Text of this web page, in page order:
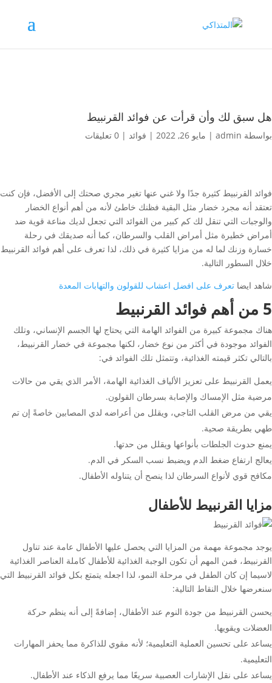
هل سبق لك وأن قرأت عن فوائد القرنبيط
بواسطة admin
| مايو 26, 2022 | فوائد | 0 تعليقات
فوائد القرنبيط كثيرة جدًا ولا غني عنها تغير مجري صحتك إلى الأفضل، فإن كنت
تعتقد أنه مجرد خضار مثل البقية فظنك خاطئ لأنه من أهم أنواع الخضار
والوجبات التي تنقل لك كم كبير من الفوائد التي تجعل لديك مناعة قوية ضد
أمراض خطيرة مثل أمراض القلب والسرطان، كما أنه صديقك في رحلة
خسارة وزنك لما له من مزايا كثيرة في ذلك، لذا تعرف على أهم فوائد القرنبيط
خلال السطور التالية.
شاهد ايضا تعرف على افضل اعشاب للقولون والتهابات المعدة
5 من أهم فوائد القرنبيط
هناك مجموعة كبيرة من الفوائد الهامة التي يحتاج لها الجسم الإنساني، وتلك
الفوائد موجودة في أكثر من نوع خضار، لكنها مجموعة في خضار القرنبيط،
بالتالي تكثر قيمته الغذائية، وتتمثل تلك الفوائد في:
يعمل القرنبيط على تعزيز الألياف الغذائية الهامة، الأمر الذي يقي من حالات
مرضية مثل الإمساك والإصابة بسرطان القولون.
يقي من مرض القلب التاجي، ويقلل من أعراضه لدي المصابين خاصةً إن تم
طهي بطريقة صحية.
يمنع حدوث الجلطات بأنواعها ويقلل من حدتها.
يعالج ارتفاع ضغط الدم ويضبط نسب السكر في الدم.
مكافح قوي لأنواع السرطان لذا ينصح أن يتناوله الأطفال.
مزايا القرنبيط للأطفال
يوجد مجموعة مهمة من المزايا التي يحصل عليها الأطفال عامة عند تناول
القرنبيط، فمن المهم أن تكون الوجبة الغذائية للأطفال كاملة العناصر الغذائية
لاسيما إن كان الطفل في مرحلة النمو، لذا اجعله يتمتع بكل فوائد القرنبيط التي
سنعرضها خلال النقاط التالية:
يحسن القرنبيط من جودة النوم عند الأطفال، إضافةً إلى أنه ينظم حركة
العضلات ويقويها.
يساعد على تحسين العملية التعليمية؛ لأنه مقوي للذاكرة مما يحفز المهارات
التعليمية.
يساعد على نقل الإشارات العصبية سريعًا مما يرفع الذكاء عند الأطفال.